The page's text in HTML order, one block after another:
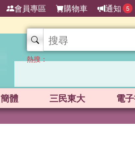
會員專區 購物車 通知 5
熱搜：
簡體 三民東大 電